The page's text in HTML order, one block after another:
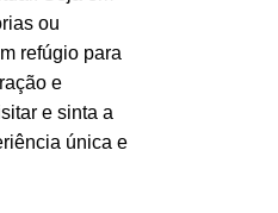
ou
refúgio para
e
e sinta a
única e